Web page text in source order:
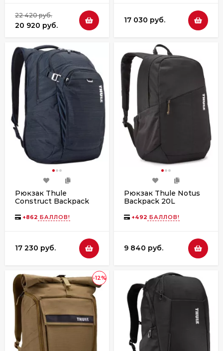
22 420 руб.
20 920 руб.
17 030 руб.
Рюкзак Thule
Construct Backpack
Blue
+862 БАЛЛОВ!
17 230 руб.
Рюкзак Thule Notus
Backpack 20L
+492 БАЛЛОВ!
9 840 руб.
-12%